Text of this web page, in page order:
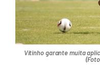
Vitinho garante muita